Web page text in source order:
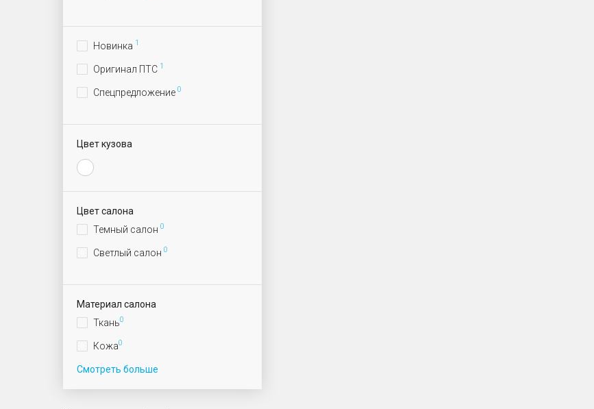
Новинка 1
Оригинал ПТС 1
Спецпредложение 0
Цвет кузова
Цвет салона
Темный салон 0
Светлый салон 0
Материал салона
Ткань0
Кожа0
Смотреть больше